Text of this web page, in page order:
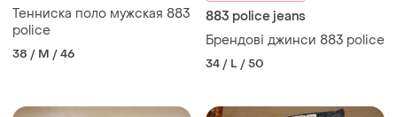
Teнниска поло мужская 883
police
38 / M / 46
883 police jeans
Брендові джинси 883 police
34 / L / 50